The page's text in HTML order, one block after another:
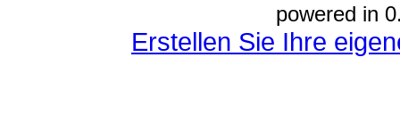
powered in
Erstellen Sie Ihre